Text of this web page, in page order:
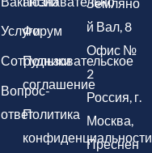
Услуги
Сотрудники
Вопрос-
ответ
Форум
Пользовательское
соглашение
Политика
конфиденциальности
й Вал, 8
Офис №
2
Россия, г.
Москва,
Преснен